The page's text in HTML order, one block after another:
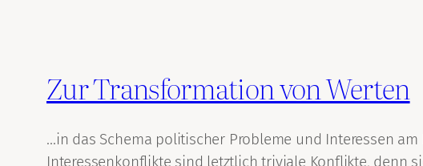
Zur Transformation von Werten
…in das Schema politischer Probleme und Interessen
Interessenkonflikte sind letztlich triviale Konflikte, denn